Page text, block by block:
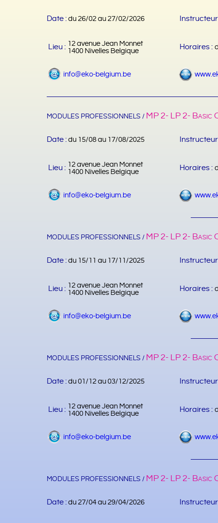
Date : du 26/02 au 27/02/2026
Lieu : 12 avenue Jean Monnet
1400 Nivelles Belgique
Horaires :
info@eko-belgium.be
MODULES PROFESSIONNELS / MP 2- LP 2- Basic
Date : du 15/08 au 17/08/2025
Lieu : 12 avenue Jean Monnet
1400 Nivelles Belgique
Horaires :
info@eko-belgium.be
MODULES PROFESSIONNELS / MP 2- LP 2- Basic
Date : du 15/11 au 17/11/2025
Lieu : 12 avenue Jean Monnet
1400 Nivelles Belgique
Horaires :
info@eko-belgium.be
MODULES PROFESSIONNELS / MP 2- LP 2- Basic
Date : du 01/12 au 03/12/2025
Lieu : 12 avenue Jean Monnet
1400 Nivelles Belgique
Horaires :
info@eko-belgium.be
MODULES PROFESSIONNELS / MP 2- LP 2- Basic
Date : du 27/04 au 29/04/2026